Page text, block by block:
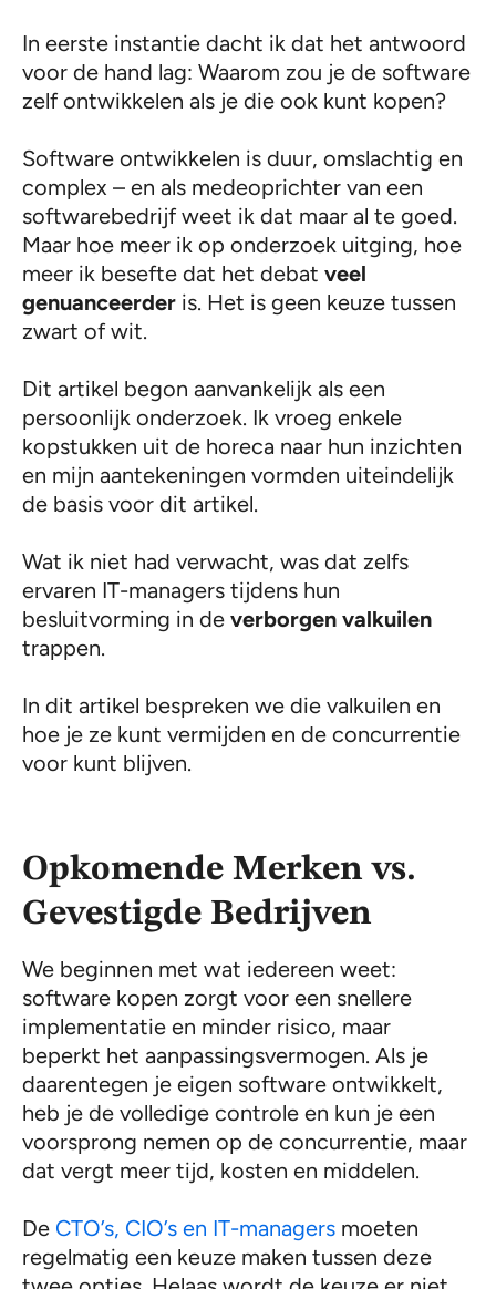
In eerste instantie dacht ik dat het antwoord
voor de hand lag: Waarom zou je de software
zelf ontwikkelen als je die ook kunt kopen?
Software ontwikkelen is duur, omslachtig en
complex – en als medeoprichter van een
softwarebedrijf weet ik dat maar al te goed.
Maar hoe meer ik op onderzoek uitging, hoe
meer ik besefte dat het debat veel
genuanceerder is. Het is geen keuze tussen
zwart of wit.
Dit artikel begon aanvankelijk als een
persoonlijk onderzoek. Ik vroeg enkele
kopstukken uit de horeca naar hun inzichten
en mijn aantekeningen vormden uiteindelijk
de basis voor dit artikel.
Wat ik niet had verwacht, was dat zelfs
ervaren IT-managers tijdens hun
besluitvorming in de verborgen valkuilen
trappen.
In dit artikel bespreken we die valkuilen en
hoe je ze kunt vermijden en de concurrentie
voor kunt blijven.
Opkomende Merken vs.
Gevestigde Bedrijven
We beginnen met wat iedereen weet:
software kopen zorgt voor een snellere
implementatie en minder risico, maar
beperkt het aanpassingsvermogen. Als je
daarentegen je eigen software ontwikkelt,
heb je de volledige controle en kun je een
voorsprong nemen op de concurrentie, maar
dat vergt meer tijd, kosten en middelen.
De CTO’s, CIO’s en IT-managers moeten
regelmatig een keuze maken tussen deze